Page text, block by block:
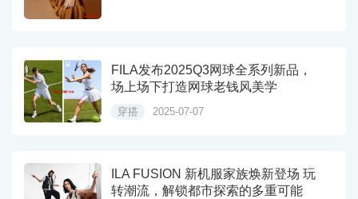
FILA发布2025Q3网球全系列新品，
场上场下打造网球老钱风美学
穿搭 2025-07-07
ILA FUSION 新机服家族焕新登场 玩
转潮流，解锁都市探索的多重可能